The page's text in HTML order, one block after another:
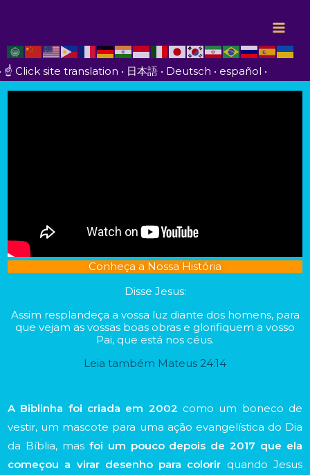
conteúdo
☝️ Click site translation • 日本語 • Deutsch • español •
Conheça a Nossa História
Disse Jesus:
Assim resplandeça a vossa luz diante dos homens, para
que vejam as vossas boas obras e glorifiquem a vosso
Pai, que está nos céus.
Leia também Mateus 24:14
A Biblinha foi criada em 2002 como um boneco de
vestir, um mascote para uma ação evangelística do Dia
da Bíblia, mas foi um pouco depois de 2017 que ela
começou a virar desenho para colorir quando Jesus